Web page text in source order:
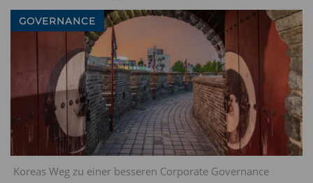
Koreas Weg zu einer besseren Corporate Governance
GOVERNANCE